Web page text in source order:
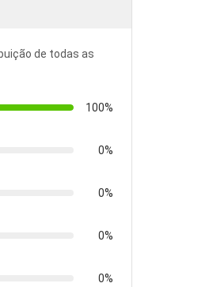
de todas as
100%
0%
0%
0%
0%